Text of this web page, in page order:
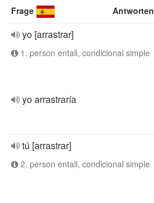
Frage Antworten
yo [arrastrar]
1. person entall, condicional simple
yo arrastraría
tú [arrastrar]
2. person entall, condicional simple